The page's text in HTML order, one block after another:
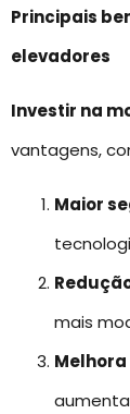
Principais
elevadores
Investir na
vantagens,
Maior
mais